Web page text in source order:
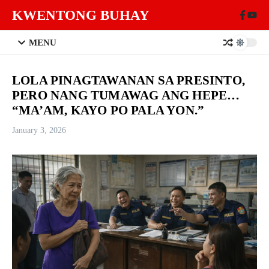
KWENTONG BUHAY
MENU
LOLA PINAGTAWANAN SA PRESINTO,
PERO NANG TUMAWAG ANG HEPE…
“MA’AM, KAYO PO PALA YON.”
January 3, 2026